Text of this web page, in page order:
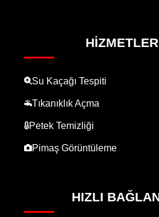
Su Kaçağı Tespiti
Tıkanıklık Açma
Petek Temizliği
Pimaş Görüntüleme
HIZLI